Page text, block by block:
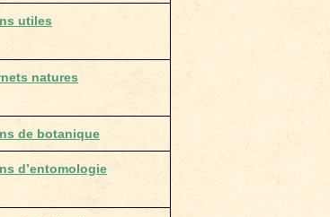
utiles
natures
de botanique
d’entomologie